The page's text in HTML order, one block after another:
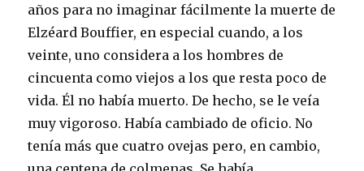
años para no imaginar fácilmente la muerte de
Elzéard Bouffier, en especial cuando, a los
veinte, uno considera a los hombres de
cincuenta como viejos a los que resta poco de
vida. Él no había muerto. De hecho, se le veía
muy vigoroso. Había cambiado de oficio. No
tenía más que cuatro ovejas pero, en cambio,